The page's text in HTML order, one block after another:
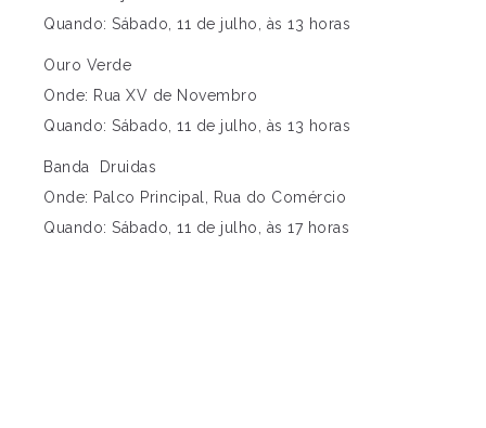
Quando: Sábado, 11 de julho, às 13 horas
Ouro Verde
Onde: Rua XV de Novembro
Quando: Sábado, 11 de julho, às 13 horas
Banda Druidas
Onde: Palco Principal, Rua do Comércio
Quando: Sábado, 11 de julho, às 17 horas